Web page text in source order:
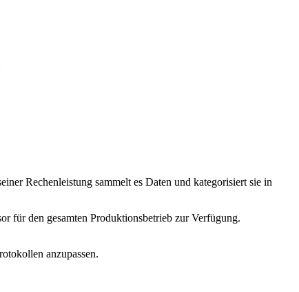
Rechenleistung sammelt es Daten und kategorisiert sie in
für den gesamten Produktionsbetrieb zur Verfügung.
anzupassen.